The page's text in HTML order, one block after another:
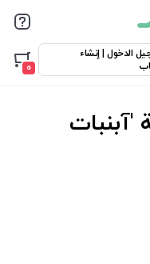
الدخول | إنشاء
0
'آبنبات